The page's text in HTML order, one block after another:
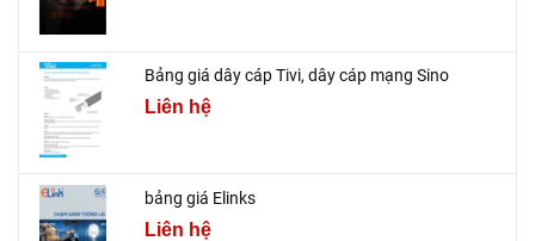
Bảng giá dây cáp Tivi, dây cáp mạng Sino
Liên hệ
bảng giá Elinks
Liên hệ